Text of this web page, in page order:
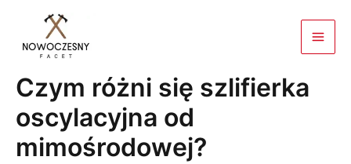
treści
Czym różni się szlifierka
oscylacyjna od
mimośrodowej?